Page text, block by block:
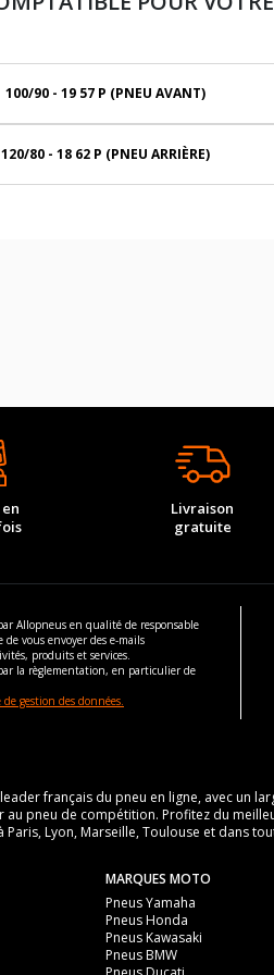
100/90 - 19 57 P (PNEU AVANT)
120/80 - 18 62 P (PNEU ARRIÈRE)
Livraison
gratuite
Allopneus en qualité de responsable
vous envoyer des e-mails
produits et services.
la règlementation, en particulier de
gestion des données.
français du pneu en ligne, avec un
pneu de compétition. Profitez du
Paris, Lyon, Marseille, Toulouse et dans
MARQUES MOTO
Pneus Yamaha
Pneus Honda
Pneus Kawasaki
Pneus BMW